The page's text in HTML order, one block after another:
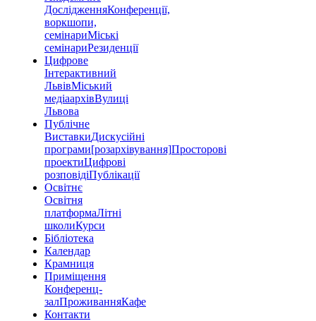
ДослідженняКонференції,
воркшопи,
семінариМіські
семінариРезиденції
Цифрове
Інтерактивний
ЛьвівМіський
медіаархівВулиці
Львова
Публічне
ВиставкиДискусійні
програми[розархівування]Просторові
проектиЦифрові
розповідіПублікації
Освітнє
Освітня
платформаЛітні
школиКурси
Бібліотека
Календар
Крамниця
Приміщення
Конференц-
залПроживанняКафе
Контакти